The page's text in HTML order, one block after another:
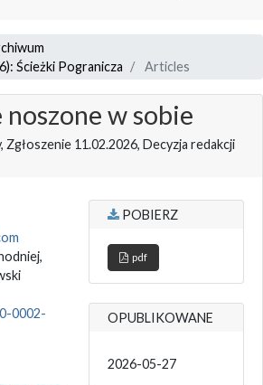
Ścieżki Pogranicza
Articles
noszone w sobie
11.02.2026, Decyzja redakcji
0002-
POBIERZ
pdf
OPUBLIKOWANE
2026-05-27